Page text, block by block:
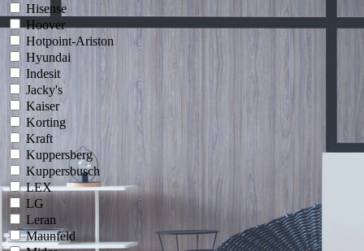
Hisense
Hoover
Hotpoint-Ariston
Hyundai
Indesit
Jacky's
Kaiser
Korting
Kraft
Kuppersberg
Kuppersbusch
LEX
LG
Leran
Maunfeld